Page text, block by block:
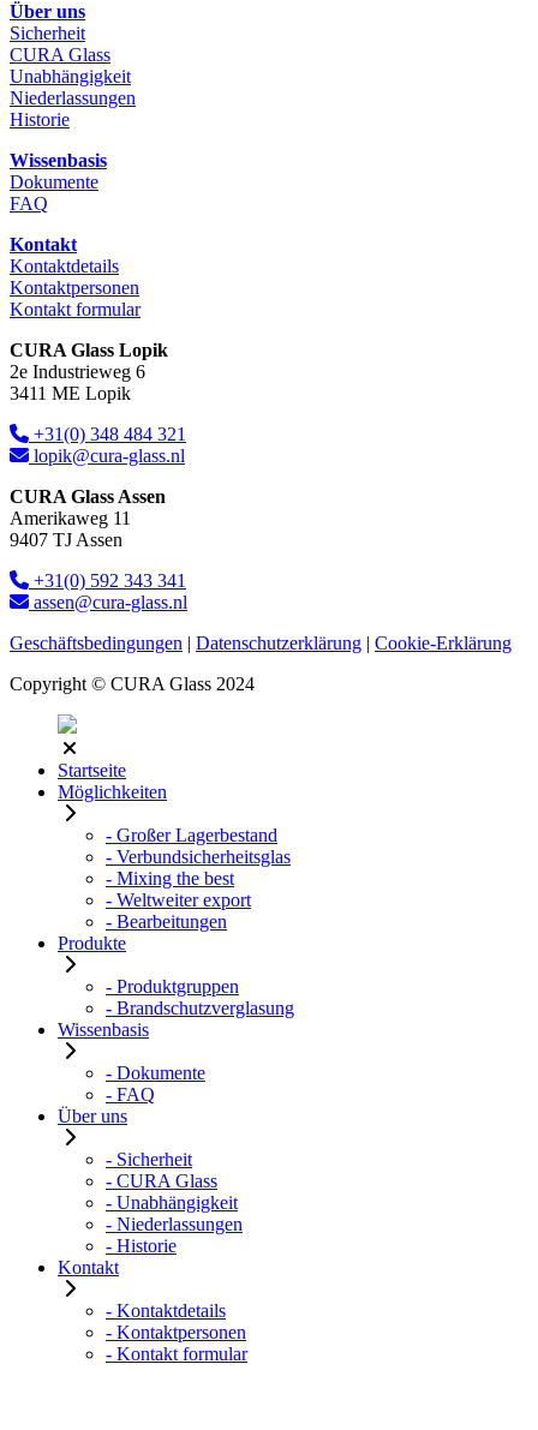
Über uns
Sicherheit
CURA Glass
Unabhängigkeit
Niederlassungen
Historie
Wissenbasis
Dokumente
FAQ
Kontakt
Kontaktdetails
Kontaktpersonen
Kontakt formular
CURA Glass Lopik
2e Industrieweg 6
3411 ME Lopik
+31(0) 348 484 321
lopik@cura-glass.nl
CURA Glass Assen
Amerikaweg 11
9407 TJ Assen
+31(0) 592 343 341
assen@cura-glass.nl
Geschäftsbedingungen | Datenschutzerklärung | Cookie-Erklärung
Copyright © CURA Glass 2024
Startseite
Möglichkeiten
- Großer Lagerbestand
- Verbundsicherheitsglas
- Mixing the best
- Weltweiter export
- Bearbeitungen
Produkte
- Produktgruppen
- Brandschutzverglasung
Wissenbasis
- Dokumente
- FAQ
Über uns
- Sicherheit
- CURA Glass
- Unabhängigkeit
- Niederlassungen
- Historie
Kontakt
- Kontaktdetails
- Kontaktpersonen
- Kontakt formular